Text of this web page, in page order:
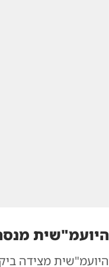
היועמ"שית
היועמ"שית מצידה